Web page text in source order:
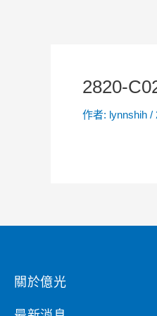
2820-
作者: lynnshih /
關於億光